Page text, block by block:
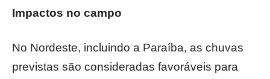
Impactos no campo
No Nordeste, incluindo a Paraíba, as chuvas
previstas são consideradas favoráveis para